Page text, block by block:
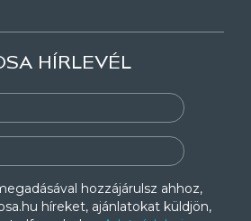
HÍRLEVÉL
hozzájárulsz ahhoz,
híreket, ajánlatokat küldjön,